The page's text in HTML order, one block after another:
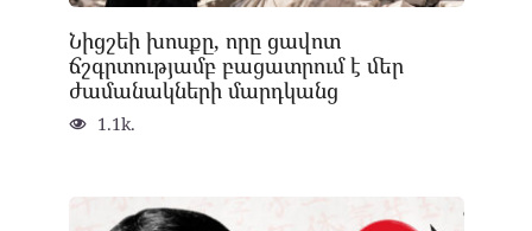
Նիցշեի խոսքը, որը ցավոտ
ճշգրտությամբ բացատրում է մեր
ժամանակների մարդկանց
1.1k.